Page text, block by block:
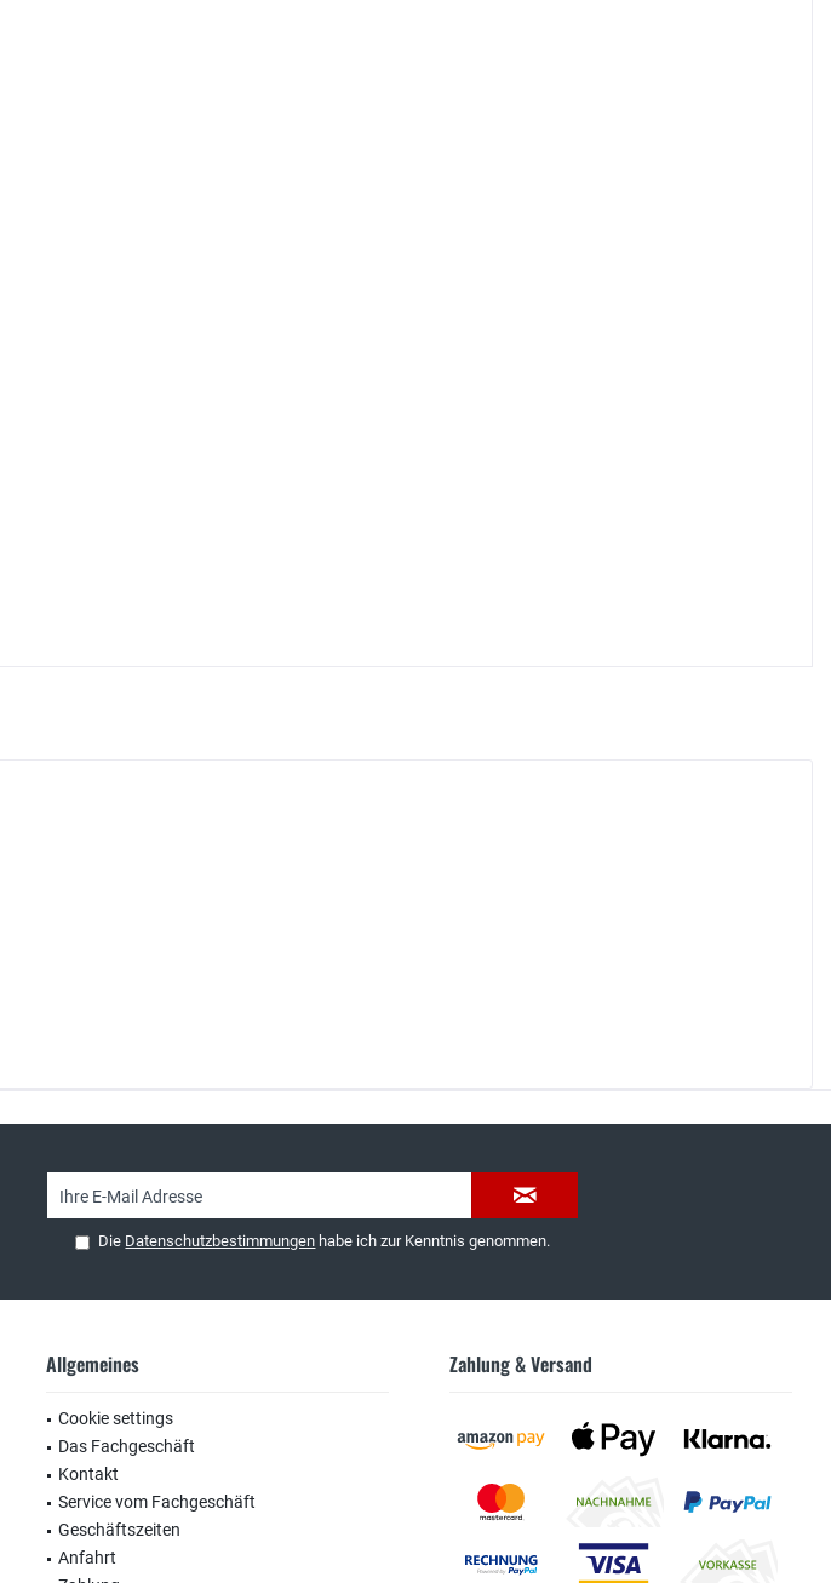
Die Datenschutzbestimmungen habe ich zur Kenntnis genommen.
Allgemeines
Cookie settings
Das Fachgeschäft
Kontakt
Service vom Fachgeschäft
Geschäftszeiten
Anfahrt
Zahlung & Versand